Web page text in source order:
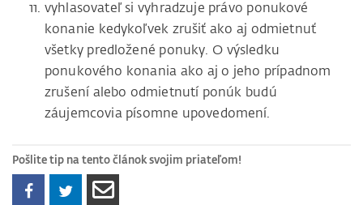
vyhlasovateľ si vyhradzuje právo ponukové
konanie kedykoľvek zrušiť ako aj odmietnuť
všetky predložené ponuky. O výsledku
ponukového konania ako aj o jeho prípadnom
zrušení alebo odmietnutí ponúk budú
záujemcovia písomne upovedomení.
Pošlite tip na tento článok svojim priateľom!